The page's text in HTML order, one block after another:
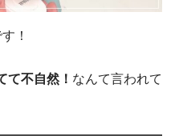
！
て不自然！ なんて言われて